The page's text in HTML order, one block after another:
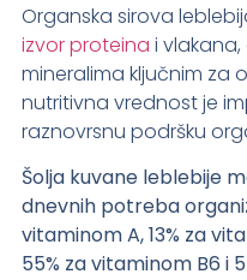
Organska sirova
izvor proteina i
mineralima ključnim za
nutritivna vrednost je
raznovrsnu podršku
Šolja kuvane leblebije
dnevnih potreba
vitaminom A, 13% za
55% za vitaminom B6 i